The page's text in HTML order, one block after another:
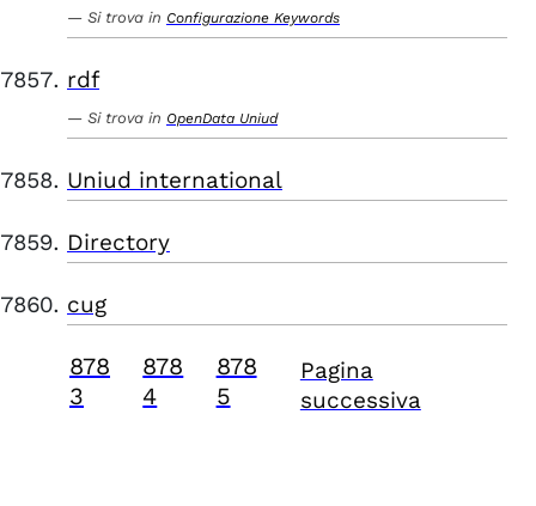
Si trova in Configurazione Keywords
rdf
Si trova in OpenData Uniud
Uniud international
Directory
cug
878
3
878
4
878
5
Pagina
successiva